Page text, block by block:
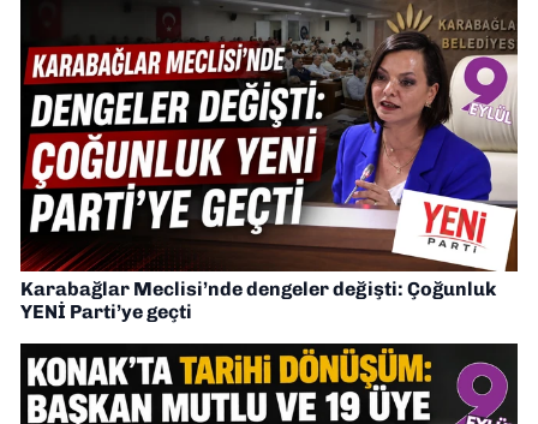
Karabağlar Meclisi’nde dengeler değişti: Çoğunluk
YENİ Parti’ye geçti